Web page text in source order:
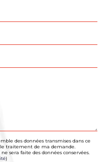
des données transmises dans ce
traitement de ma demande.
sera faite des données conservées.
)